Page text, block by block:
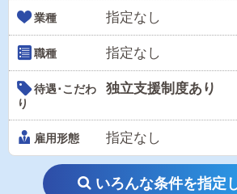
業種 指定なし
職種 指定なし
待遇･こだわ
り
独立支援制度あり
雇用形態 指定なし
いろんな条件を指定